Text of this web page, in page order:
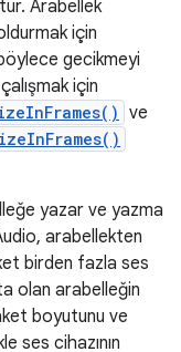
Arabellek
için
gecikmeyi
için
ve
yazar ve yazma
arabellekten
birden fazla ses
olan arabelleğin
boyutunu ve
ses cihazının